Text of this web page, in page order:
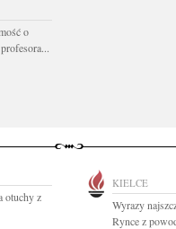
o
otuchy z
KIELCE
Wyrazy
Rynce z